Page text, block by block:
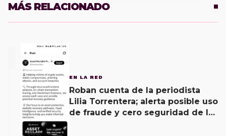
MÁS RELACIONADO
EN LA RED
Roban cuenta de la periodista
Lilia Torrentera; alerta posible uso
de fraude y cero seguridad de la